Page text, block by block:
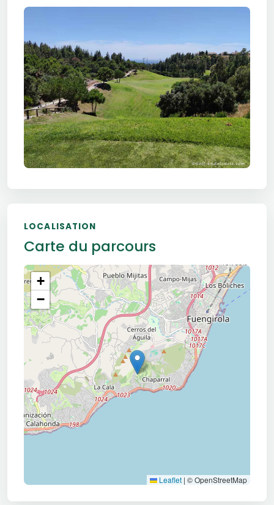
LOCALISATION
Carte du parcours
+
−
Leaflet | © OpenStreetMap